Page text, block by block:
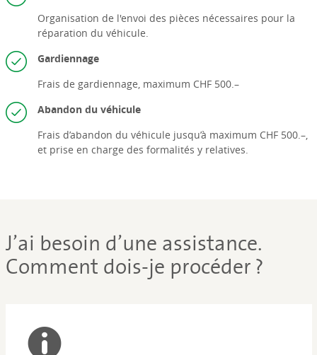
Organisation de l'envoi des pièces nécessaires pour la
réparation du véhicule.
Gardiennage
Frais de gardiennage, maximum CHF 500.–
Abandon du véhicule
Frais d’abandon du véhicule jusqu’à maximum CHF 500.–,
et prise en charge des formalités y relatives.
J’ai besoin d’une assistance.
Comment dois-je procéder ?